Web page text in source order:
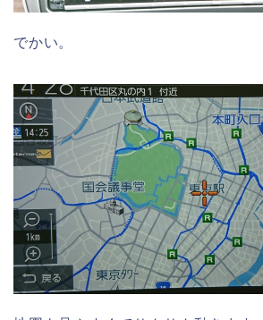
でかい。